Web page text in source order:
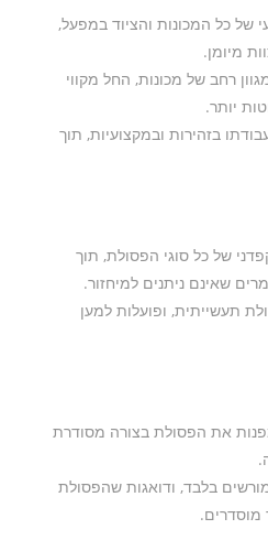
של כל המכונות והציוד במפעל,
מיומן.
רחב של מכונות, החל מקווי
יותר.
בזהירות ובמקצועיות, תוך
של כל סוגי הפסולת, תוך
שאינם ניתנים למיחזור.
תעשייתית, ופועלות למען
את הפסולת בצורה מסודרת
בלבד, ודואגות שהפסולת
מוסדרים.